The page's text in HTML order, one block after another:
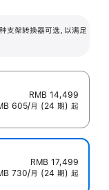
架转换器可选，以满足
RMB 14,499
605/月 (24 期) 起
RMB 17,499
730/月 (24 期) 起